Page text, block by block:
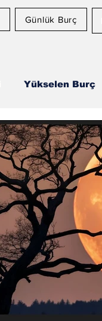
Günlük Burç
Yükselen Burç
Rüya Tabirleri